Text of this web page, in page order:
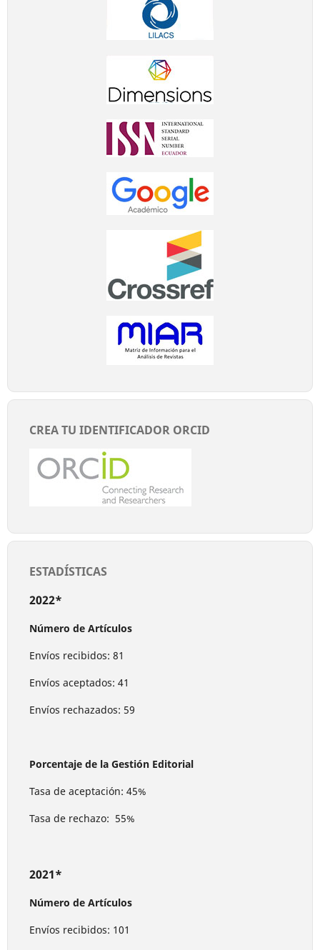
CREA TU IDENTIFICADOR ORCID
ESTADÍSTICAS
2022*
Número de Artículos
Envíos recibidos: 81
Envíos aceptados: 41
Envíos rechazados: 59
Porcentaje de la Gestión Editorial
Tasa de aceptación: 45%
Tasa de rechazo: 55%
2021*
Número de Artículos
Envíos recibidos: 101